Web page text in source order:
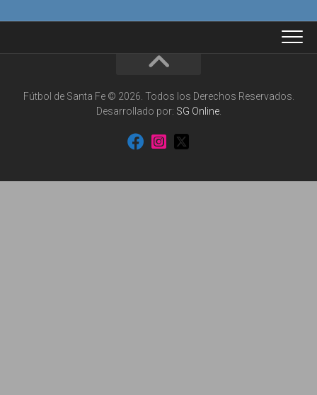
Fútbol de Santa Fe © 2026. Todos los Derechos Reservados.
Desarrollado por: SG Online.